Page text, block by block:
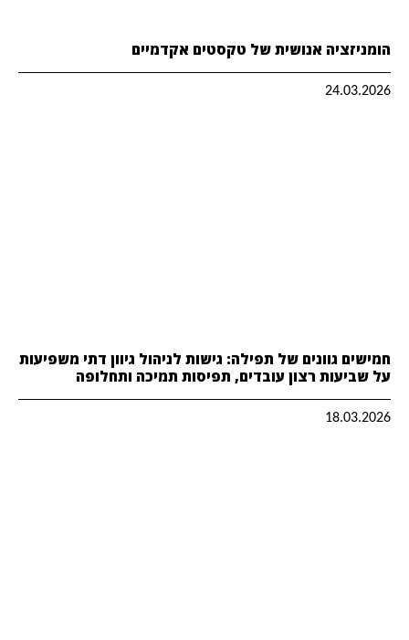
הומניזציה אנושית של טקסטים אקדמיים
24.03.2026
חמישים גוונים של תפילה: גישות לניהול גיוון דתי משפיעות
על שביעות רצון עובדים, תפיסות תמיכה ותחלופה
18.03.2026